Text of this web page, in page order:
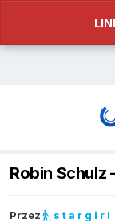
Robin Schulz
Przez
s t a r g i r l